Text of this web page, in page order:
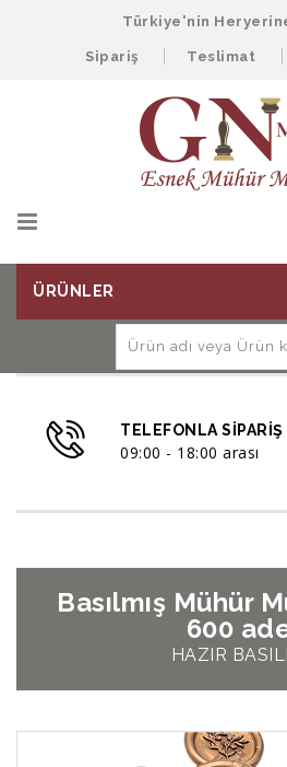
Türkiye'nin
Sipariş Teslimat
ÜRÜNLER
TELEFONLA SIPARIŞ
09:00 - 18:00 arası
Basılmış Mühür
600
HAZIR